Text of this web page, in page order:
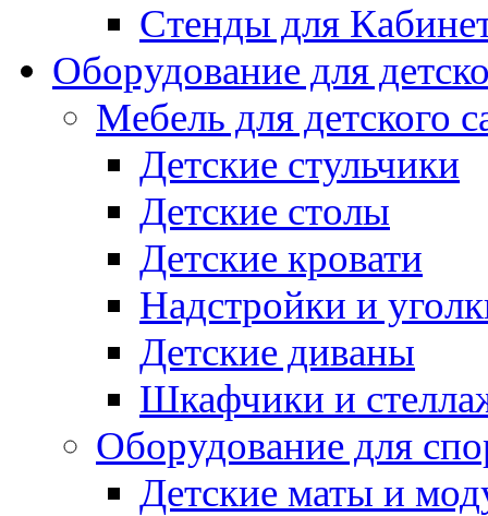
Стенды для
Оборудование для
Мебель для детского
Детские стульчики
Детские столы
Детские кровати
Надстройки и
Детские диваны
Шкафчики и
Оборудование для
Детские маты и